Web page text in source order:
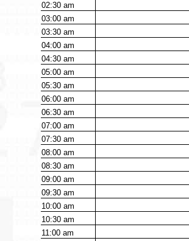
02:30am
03:00am
03:30am
04:00am
04:30am
05:00am
05:30am
06:00am
06:30am
07:00am
07:30am
08:00am
08:30am
09:00am
09:30am
10:00am
10:30am
11:00am